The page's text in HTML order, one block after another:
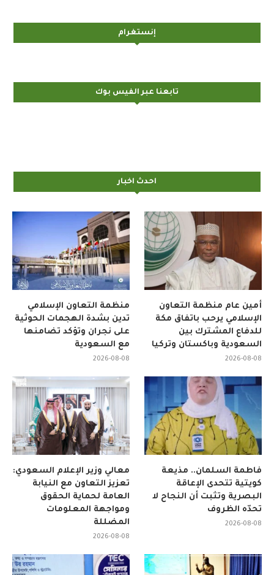
إنستغرام
تابعنا عبر الفيس بوك
احدث اخبار
منظمة التعاون الإسلامي
تدين بشدة الهجمات الحوثية
على نجران وتؤكد تضامنها
مع السعودية
2026-08-08
أمين عام منظمة التعاون
الإسلامي يرحب باتفاق مكة
للدفاع المشترك بين
السعودية وباكستان وتركيا
2026-08-08
معالي وزير الإعلام السعودي:
تعزيز التعاون مع النيابة
العامة لحماية الحقوق
ومواجهة المعلومات
المضللة
2026-08-08
فاطمة السلمان.. مذيعة
كويتية تتحدى الإعاقة
البصرية وتثبت أن النجاح لا
تحدّه الظروف
2026-08-08